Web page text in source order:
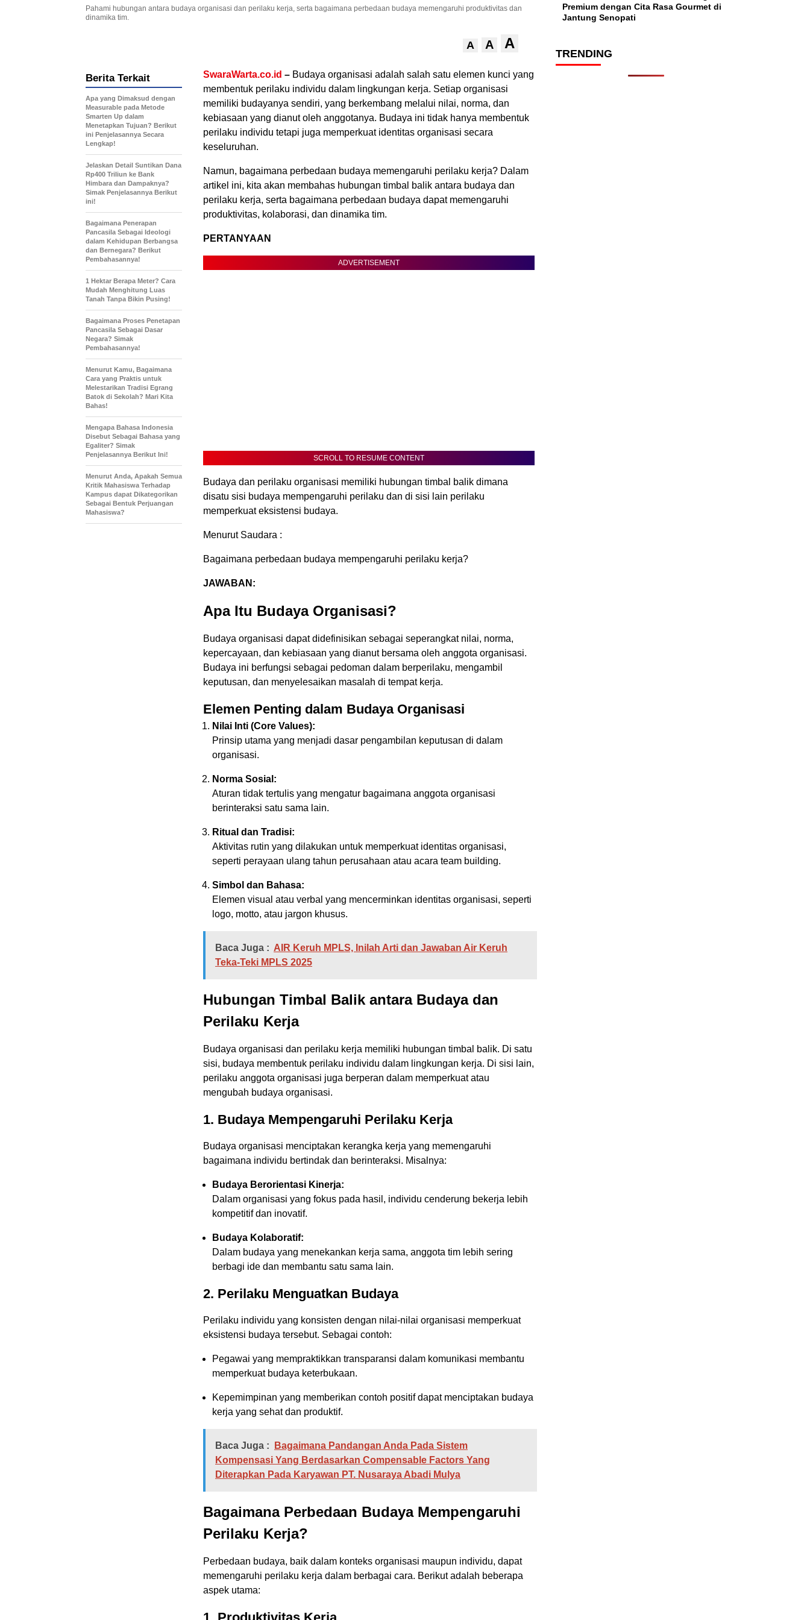
Pahami hubungan antara budaya organisasi dan perilaku kerja, serta bagaimana perbedaan budaya memengaruhi produktivitas dan
dinamika tim.
A A A
SwaraWarta.co.id – Budaya organisasi adalah salah satu elemen kunci yang
membentuk perilaku individu dalam lingkungan kerja. Setiap organisasi
memiliki budayanya sendiri, yang berkembang melalui nilai, norma, dan
kebiasaan yang dianut oleh anggotanya. Budaya ini tidak hanya membentuk
perilaku individu tetapi juga memperkuat identitas organisasi secara
keseluruhan.
Namun, bagaimana perbedaan budaya memengaruhi perilaku kerja? Dalam
artikel ini, kita akan membahas hubungan timbal balik antara budaya dan
perilaku kerja, serta bagaimana perbedaan budaya dapat memengaruhi
produktivitas, kolaborasi, dan dinamika tim.
PERTANYAAN
ADVERTISEMENT
SCROLL TO RESUME CONTENT
Budaya dan perilaku organisasi memiliki hubungan timbal balik dimana
disatu sisi budaya mempengaruhi perilaku dan di sisi lain perilaku
memperkuat eksistensi budaya.
Menurut Saudara :
Bagaimana perbedaan budaya mempengaruhi perilaku kerja?
JAWABAN:
Apa Itu Budaya Organisasi?
Budaya organisasi dapat didefinisikan sebagai seperangkat nilai, norma,
kepercayaan, dan kebiasaan yang dianut bersama oleh anggota organisasi.
Budaya ini berfungsi sebagai pedoman dalam berperilaku, mengambil
keputusan, dan menyelesaikan masalah di tempat kerja.
Elemen Penting dalam Budaya Organisasi
Nilai Inti (Core Values):
Prinsip utama yang menjadi dasar pengambilan keputusan di dalam
organisasi.
Norma Sosial:
Aturan tidak tertulis yang mengatur bagaimana anggota organisasi
berinteraksi satu sama lain.
Ritual dan Tradisi:
Aktivitas rutin yang dilakukan untuk memperkuat identitas organisasi,
seperti perayaan ulang tahun perusahaan atau acara team building.
Simbol dan Bahasa:
Elemen visual atau verbal yang mencerminkan identitas organisasi, seperti
logo, motto, atau jargon khusus.
Baca Juga : AIR Keruh MPLS, Inilah Arti dan Jawaban Air Keruh
Teka-Teki MPLS 2025
Hubungan Timbal Balik antara Budaya dan
Perilaku Kerja
Budaya organisasi dan perilaku kerja memiliki hubungan timbal balik. Di satu
sisi, budaya membentuk perilaku individu dalam lingkungan kerja. Di sisi lain,
perilaku anggota organisasi juga berperan dalam memperkuat atau
mengubah budaya organisasi.
1. Budaya Mempengaruhi Perilaku Kerja
Budaya organisasi menciptakan kerangka kerja yang memengaruhi
bagaimana individu bertindak dan berinteraksi. Misalnya:
Budaya Berorientasi Kinerja:
Dalam organisasi yang fokus pada hasil, individu cenderung bekerja lebih
kompetitif dan inovatif.
Budaya Kolaboratif:
Dalam budaya yang menekankan kerja sama, anggota tim lebih sering
berbagi ide dan membantu satu sama lain.
2. Perilaku Menguatkan Budaya
Perilaku individu yang konsisten dengan nilai-nilai organisasi memperkuat
eksistensi budaya tersebut. Sebagai contoh:
Pegawai yang mempraktikkan transparansi dalam komunikasi membantu
memperkuat budaya keterbukaan.
Kepemimpinan yang memberikan contoh positif dapat menciptakan budaya
kerja yang sehat dan produktif.
Baca Juga :
Bagaimana Pandangan Anda Pada Sistem
Kompensasi Yang Berdasarkan Compensable Factors Yang
Diterapkan Pada Karyawan PT. Nusaraya Abadi Mulya
Bagaimana Perbedaan Budaya Mempengaruhi
Perilaku Kerja?
Perbedaan budaya, baik dalam konteks organisasi maupun individu, dapat
memengaruhi perilaku kerja dalam berbagai cara. Berikut adalah beberapa
aspek utama:
Berita Terkait
Apa yang Dimaksud dengan
Measurable pada Metode
Smarten Up dalam
Menetapkan Tujuan? Berikut
ini Penjelasannya Secara
Lengkap!
Jelaskan Detail Suntikan Dana
Rp400 Triliun ke Bank
Himbara dan Dampaknya?
Simak Penjelasannya Berikut
ini!
Bagaimana Penerapan
Pancasila Sebagai Ideologi
dalam Kehidupan Berbangsa
dan Bernegara? Berikut
Pembahasannya!
1 Hektar Berapa Meter? Cara
Mudah Menghitung Luas
Tanah Tanpa Bikin Pusing!
Bagaimana Proses Penetapan
Pancasila Sebagai Dasar
Negara? Simak
Pembahasannya!
Menurut Kamu, Bagaimana
Cara yang Praktis untuk
Melestarikan Tradisi Egrang
Batok di Sekolah? Mari Kita
Bahas!
Mengapa Bahasa Indonesia
Disebut Sebagai Bahasa yang
Egaliter? Simak
Penjelasannya Berikut Ini!
Menurut Anda, Apakah Semua
Kritik Mahasiswa Terhadap
Kampus dapat Dikategorikan
Sebagai Bentuk Perjuangan
Mahasiswa?
Premium dengan Cita Rasa Gourmet di
Jantung Senopati
TRENDING